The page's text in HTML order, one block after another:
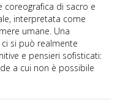
coreografica di sacro e
interpretata come
umane. Una
si può realmente
e pensieri sofisticati:
a cui non è possibile